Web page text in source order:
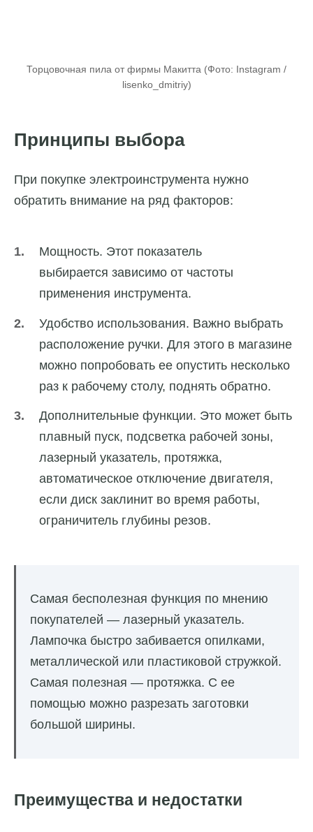
Торцовочная пила от фирмы Макитта (Фото: Instagram /
lisenko_dmitriy)
Принципы выбора
При покупке электроинструмента нужно
обратить внимание на ряд факторов:
Мощность. Этот показатель
выбирается зависимо от частоты
применения инструмента.
Удобство использования. Важно выбрать
расположение ручки. Для этого в магазине
можно попробовать ее опустить несколько
раз к рабочему столу, поднять обратно.
Дополнительные функции. Это может быть
плавный пуск, подсветка рабочей зоны,
лазерный указатель, протяжка,
автоматическое отключение двигателя,
если диск заклинит во время работы,
ограничитель глубины резов.
Самая бесполезная функция по мнению
покупателей — лазерный указатель.
Лампочка быстро забивается опилками,
металлической или пластиковой стружкой.
Самая полезная — протяжка. С ее
помощью можно разрезать заготовки
большой ширины.
Преимущества и недостатки